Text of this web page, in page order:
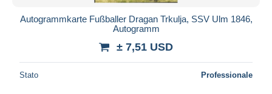
Autogrammkarte Fußballer Dragan Trkulja, SSV Ulm 1846,
Autogramm
± 7,51 USD
Stato Professionale